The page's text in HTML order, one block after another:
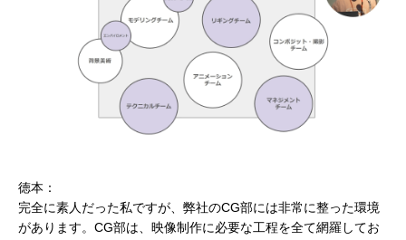
徳本：
完全に素人だった私ですが、弊社のCG部には非常に整った環境
があります。CG部は、映像制作に必要な工程を全て網羅してお